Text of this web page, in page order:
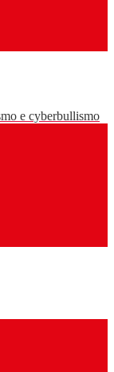
e cyberbullismo